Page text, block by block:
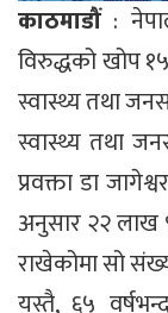
काठमाडौं:
विरुद्धको खोप
स्वास्थ्य तथा
स्वास्थ्य तथा
प्रवक्ता डा
अनुसार २२ लाख
राखेकोमा सो